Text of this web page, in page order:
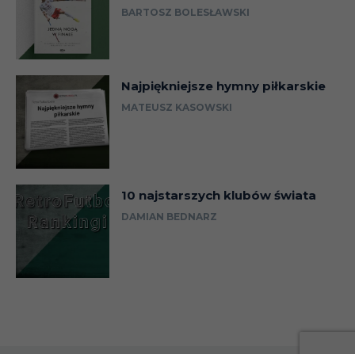
BARTOSZ BOLESŁAWSKI
Najpiękniejsze hymny piłkarskie
MATEUSZ KASOWSKI
10 najstarszych klubów świata
DAMIAN BEDNARZ